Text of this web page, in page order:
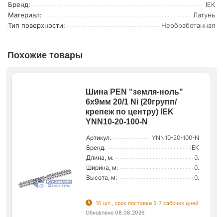
Бренд:
IEK
Материал:
Латунь
Тип поверхности:
Необработанная
Похожие товары
Шина PEN "земля-ноль"
6х9мм 20/1 Ni (20групп/
крепеж по центру) IEK
YNN10-20-100-N
Артикул:
YNN10-20-100-N
Бренд:
IEK
Длина, м:
0.
Ширина, м:
0.
Высота, м:
0.
10 шт., срок поставки 5-7 рабочих дней
Обновлено 08.08.2026